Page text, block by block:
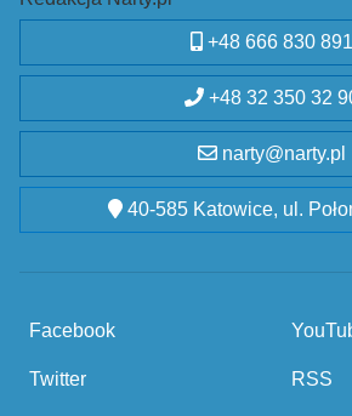
+48 666 830 891
+48 32 350 32
narty@narty.pl
40-585 Katowice, ul.
Facebook
Twitter RSS